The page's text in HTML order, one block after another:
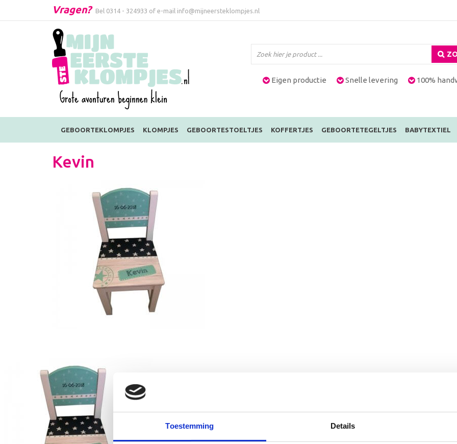
Toestemming Details
Vragen? Bel 0314 - 324933 of e-mail info@mijneersteklompjes.nl
Eigen productie Snelle levering 100%
GEBOORTEKLOMPJES KLOMPJES GEBOORTESTOELTJES KOFFERTJES GEBOORTETEGELTJES BABYTEXTIEL
Kevin